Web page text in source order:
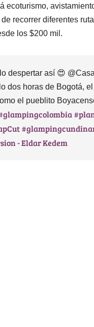
ecoturismo,
recorrer diferentes
los $200 mil.
despertar así 😍
dos horas de Bogotá,
el pueblito
- Eldar Kedem